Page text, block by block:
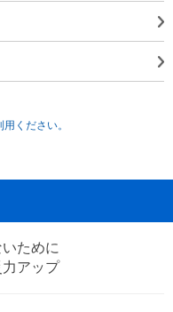
ください。
ために
アップ